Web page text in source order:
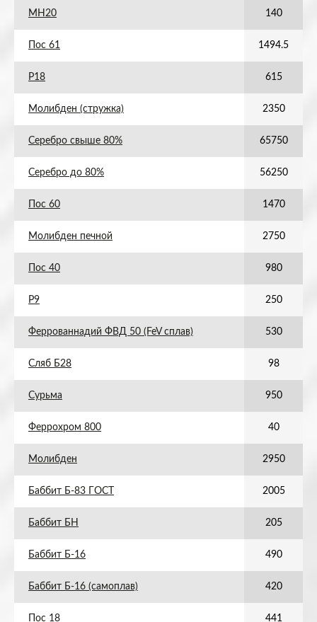
МН20 140
Пос 61 1494.5
Р18 615
Молибден (стружка) 2350
Серебро свыше 80% 65750
Серебро до 80% 56250
Пос 60 1470
Молибден печной 2750
Пос 40 980
Р9 250
Феррованнадий ФВД 50 (FeV сплав) 530
Сляб Б28 98
Сурьма 950
Феррохром 800 40
Молибден 2950
Баббит Б-83 ГОСТ 2005
Баббит БН 205
Баббит Б-16 490
Баббит Б-16 (самоплав) 420
Пос 18 441